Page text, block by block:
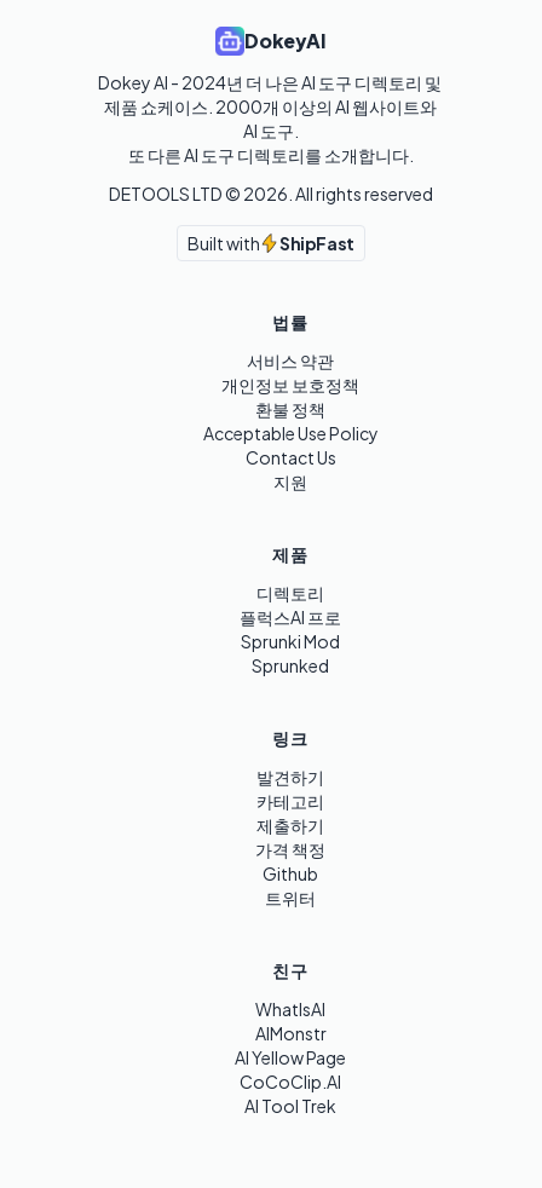
DokeyAI
Dokey AI - 2024년 더 나은 AI 도구 디렉토리 및
제품 쇼케이스. 2000개 이상의 AI 웹사이트와
AI 도구.
또 다른 AI 도구 디렉토리를 소개합니다.
DETOOLS LTD © 2026 . All rights reserved
Built with ShipFast
법률
서비스 약관
개인정보 보호정책
환불 정책
Acceptable Use Policy
Contact Us
지원
제품
디렉토리
플럭스AI 프로
Sprunki Mod
Sprunked
링크
발견하기
카테고리
제출하기
가격 책정
Github
트위터
친구
WhatIsAI
AIMonstr
AI Yellow Page
CoCoClip.AI
AI Tool Trek